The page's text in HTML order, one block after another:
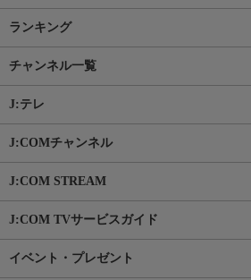
ランキング
チャンネル一覧
J:テレ
J:COMチャンネル
J:COM STREAM
J:COM TVサービスガイド
イベント・プレゼント